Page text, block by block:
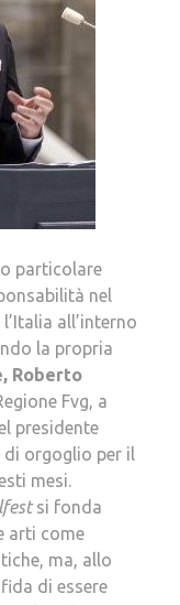
particolare
nel
all’interno
la propria
Roberto
Fvg, a
presidente
di orgoglio per il
mesi.
si fonda
arti come
ma, allo
di essere